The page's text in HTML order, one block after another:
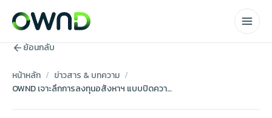
ย้อนกลับ
หน้าหลัก / ข่าวสาร & บทความ /
OWND เจาะลึกการลงทุนอสังหาฯ แบบปิดความเสี่ยง